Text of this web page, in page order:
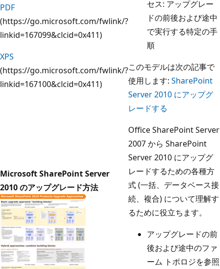
PDF
(https://go.microsoft.com/fwlink/?
linkid=167099&clcid=0x411)
XPS
(https://go.microsoft.com/fwlink/?
linkid=167100&clcid=0x411)
セス: アップグレー
ドの前後および途中
で実行する特定の手
順
このモデルは次の記事で
使用します: SharePoint
Server 2010 にアップグ
レードする
Microsoft SharePoint Server
2010 のアップグレード方法
Office SharePoint Server
2007 から SharePoint
Server 2010 にアップグ
レードするための各種方
式 (一括、データベース接
続、複合) について理解す
るために役立ちます。
アップグレードの前
後および途中のファ
ーム トポロジを参照